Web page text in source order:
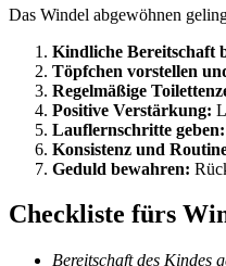
Das Windel abgewöhnen
Kindliche Bereitschaft
Töpfchen vorstellen
Regelmäßige
Positive Verstärkung:
Lauflernschritte geben:
Konsistenz und
Geduld bewahren:
Checkliste fürs
Bereitschaft des Kindes